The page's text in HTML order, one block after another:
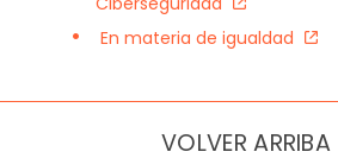
En materia de igualdad
VOLVER ARRIBA